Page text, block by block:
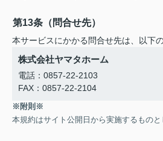
第13条（問合せ先）
本サービスにかかる問合せ先は、以下の
株式会社ヤマタホーム
電話：0857-22-2103
FAX：0857-22-2104
※附則※
本規約はサイト公開日から実施するものと